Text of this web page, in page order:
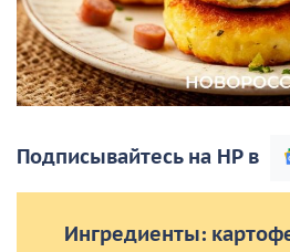
Подписывайтесь на НР в
Ингредиенты: